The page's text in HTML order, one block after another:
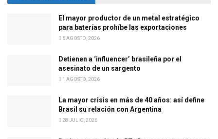
El mayor productor de un metal estratégico
para baterías prohíbe las exportaciones
6 AGOSTO, 2026
Detienen a ‘influencer’ brasileña por el
asesinato de un sargento
1 AGOSTO, 2026
La mayor crisis en más de 40 años: así define
Brasil su relación con Argentina
28 JULIO, 2026